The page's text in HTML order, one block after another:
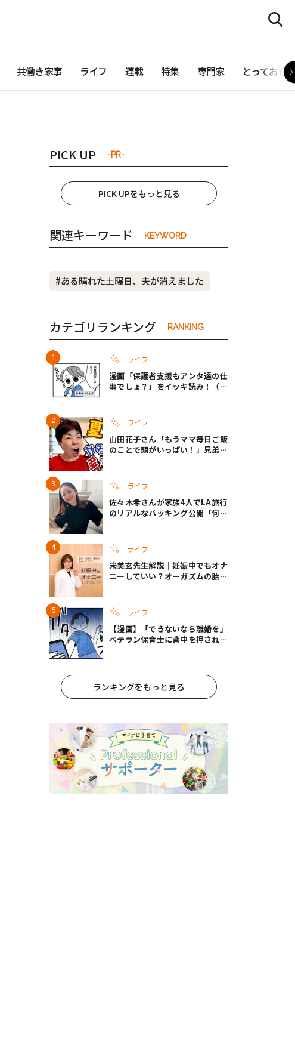
共働き家事 ライフ 連載 特集 専門家 とっておき
PICK UP -PR-
PICK UPをもっと見る
関連キーワード KEYWORD
#ある晴れた土曜日、夫が消えました
カテゴリランキング RANKING
ライフ
漫画「保護者支援もアンタ達の仕
事でしょ？」をイッキ読み！（右
ライフ
山田花子さん「もうママ毎日ご飯
のことで頭がいっぱい！」兄弟夏
ライフ
佐々木希さんが家族4人でLA旅行
のリアルなパッキング公開「何が
ライフ
宋美玄先生解説｜妊娠中でもオナ
ニーしていい？オーガズムの胎児
ライフ
【漫画】「できないなら離婚を」
ベテラン保育士に背中を押され、
ランキングをもっと見る